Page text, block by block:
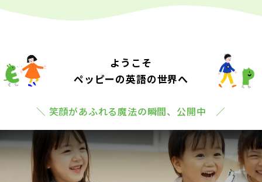
ようこそ
ペッピーの英語の世界へ
＼ 笑顔があふれる魔法の瞬間、公開中 ／